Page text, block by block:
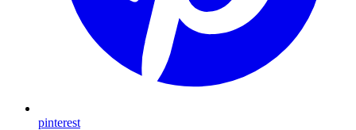
pinterest